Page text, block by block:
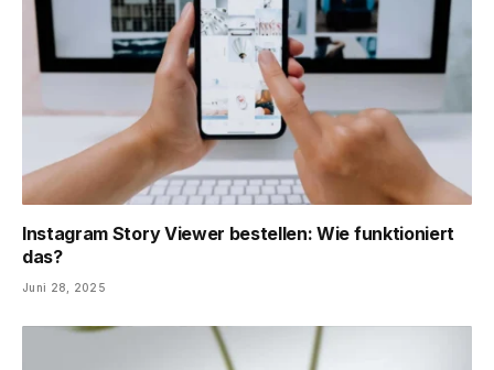
Instagram Story Viewer bestellen: Wie funktioniert
das?
Juni 28, 2025